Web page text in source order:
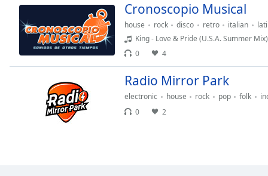
dialog
window.
Cronoscopio Musical
house rock disco retro italian
King - Love & Pride (U.S.A. Summer Mix)
0
4
Radio Mirror Park
electronic house rock pop folk
0
2